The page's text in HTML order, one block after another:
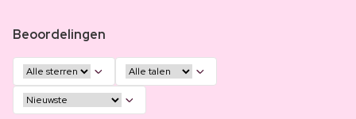
Beoordelingen